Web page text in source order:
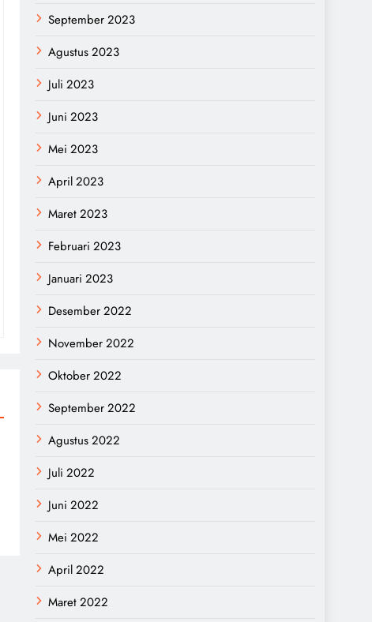
September 2023
Agustus 2023
Juli 2023
Juni 2023
Mei 2023
April 2023
Maret 2023
Februari 2023
Januari 2023
Desember 2022
November 2022
Oktober 2022
September 2022
Agustus 2022
Juli 2022
Juni 2022
Mei 2022
April 2022
Maret 2022